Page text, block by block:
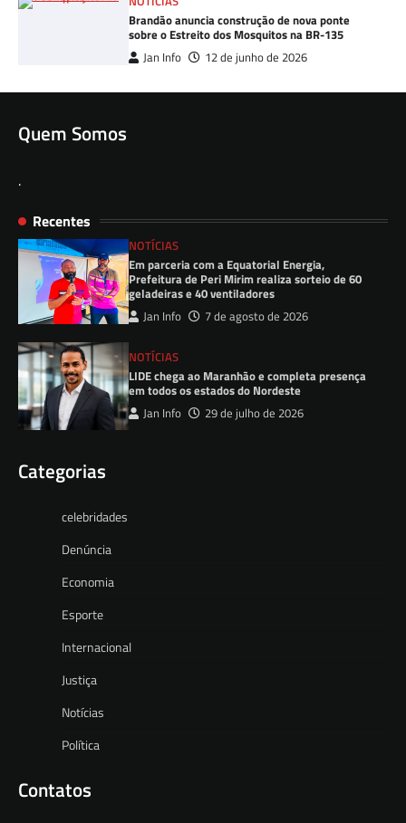
Brandão anuncia construção de nova ponte
sobre o Estreito dos Mosquitos na BR-135
Jan Info 12 de junho de 2026
Quem Somos
.
Recentes
NOTÍCIAS
Em parceria com a Equatorial Energia,
Prefeitura de Peri Mirim realiza sorteio de 60
geladeiras e 40 ventiladores
Jan Info 7 de agosto de 2026
NOTÍCIAS
LIDE chega ao Maranhão e completa presença
em todos os estados do Nordeste
Jan Info 29 de julho de 2026
Categorias
celebridades
Denúncia
Economia
Esporte
Internacional
Justiça
Notícias
Política
Contatos